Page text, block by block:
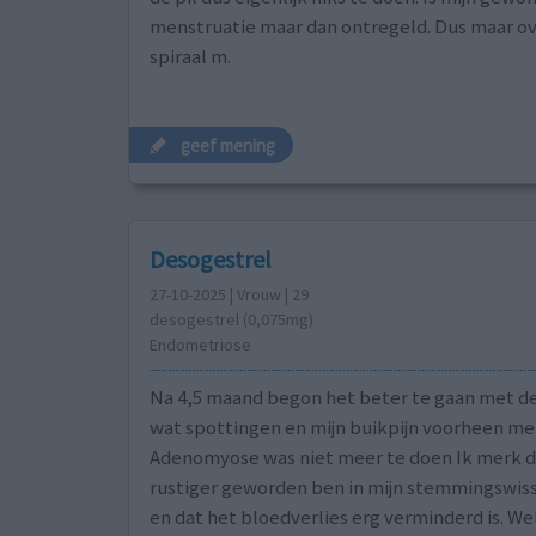
menstruatie maar dan ontregeld. Dus maar
spiraal m.
geef mening
Desogestrel
27-10-2025 | Vrouw | 29
desogestrel (0,075mg)
Endometriose
Na 4,5 maand begon het beter te gaan met
wat spottingen en mijn buikpijn voorheen
Adenomyose was niet meer te doen Ik merk
rustiger geworden ben in mijn
en dat het bloedverlies erg verminderd is.